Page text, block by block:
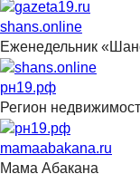
shans.online
Еженедельник
рн19.рф
Регион
mamaabakana.ru
Мама Абакана